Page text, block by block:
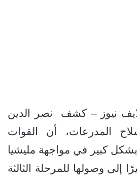
نيوز – كشف نصر الدين
المدرعات، أن القوات
كبير في مواجهة مليشيا
إلى وصولها للمرحلة الثالثة